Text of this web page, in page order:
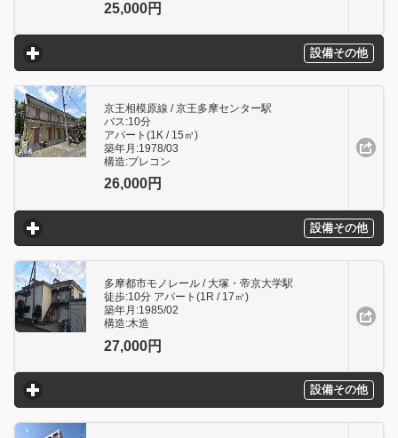
25,000円
設備その他
click to expand contents
京王相模原線 / 京王多摩センター駅
バス:10分
アパート(1K / 15㎥)
築年月:1978/03
構造:プレコン
26,000円
設備その他
click to expand contents
多摩都市モノレール / 大塚・帝京大学駅
徒歩:10分 アパート(1R / 17㎥)
築年月:1985/02
構造:木造
27,000円
設備その他
click to expand contents